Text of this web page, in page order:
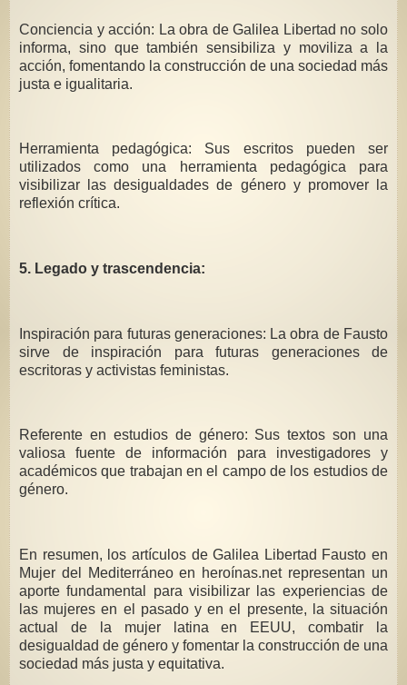
Conciencia y acción: La obra de Galilea Libertad no solo
informa, sino que también sensibiliza y moviliza a la
acción, fomentando la construcción de una sociedad más
justa e igualitaria.
Herramienta pedagógica: Sus escritos pueden ser
utilizados como una herramienta pedagógica para
visibilizar las desigualdades de género y promover la
reflexión crítica.
5. Legado y trascendencia:
Inspiración para futuras generaciones: La obra de Fausto
sirve de inspiración para futuras generaciones de
escritoras y activistas feministas.
Referente en estudios de género: Sus textos son una
valiosa fuente de información para investigadores y
académicos que trabajan en el campo de los estudios de
género.
En resumen, los artículos de Galilea Libertad Fausto en
Mujer del Mediterráneo en heroínas.net representan un
aporte fundamental para visibilizar las experiencias de
las mujeres en el pasado y en el presente, la situación
actual de la mujer latina en EEUU, combatir la
desigualdad de género y fomentar la construcción de una
sociedad más justa y equitativa.